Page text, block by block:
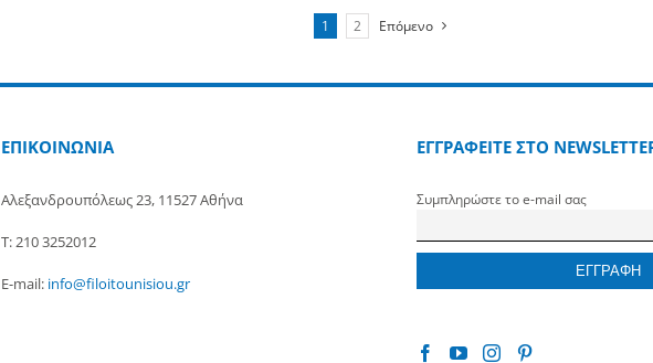
1 2 Επόμενο
ΕΠΙΚΟΙΝΩΝΙΑ
Αλεξανδρουπόλεως 23, 11527 Αθήνα
Τ: 210 3252012
E-mail: info@filoitounisiou.gr
ΕΓΓΡΑΦΕΙΤΕ ΣΤΟ
Συμπληρώστε το e-mail σας